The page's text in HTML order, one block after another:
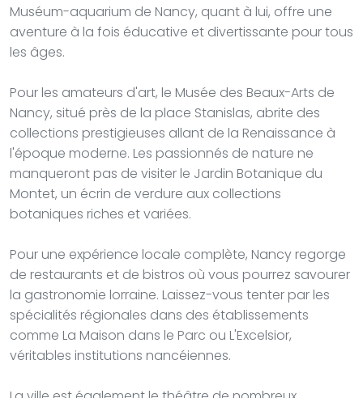
Muséum-aquarium de Nancy, quant à lui, offre une
aventure à la fois éducative et divertissante pour tous
les âges.
Pour les amateurs d'art, le Musée des Beaux-Arts de
Nancy, situé près de la place Stanislas, abrite des
collections prestigieuses allant de la Renaissance à
l'époque moderne. Les passionnés de nature ne
manqueront pas de visiter le Jardin Botanique du
Montet, un écrin de verdure aux collections
botaniques riches et variées.
Pour une expérience locale complète, Nancy regorge
de restaurants et de bistros où vous pourrez savourer
la gastronomie lorraine. Laissez-vous tenter par les
spécialités régionales dans des établissements
comme La Maison dans le Parc ou L'Excelsior,
véritables institutions nancéiennes.